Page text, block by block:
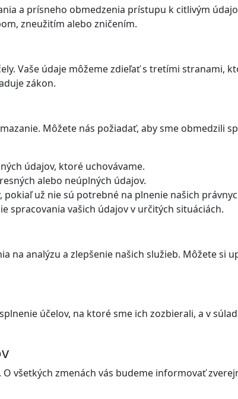
a prísneho obmedzenia prístupu k citlivým
zneužitím alebo zničením.
Vaše údaje môžeme zdieľať s tretími stranami,
zákon.
Môžete nás požiadať, aby sme obmedzili
údajov, ktoré uchovávame.
alebo neúplných údajov.
už nie sú potrebné na plnenie našich
spracovania vašich údajov v určitých situáciách.
na analýzu a zlepšenie našich služieb. Môžete si
účelov, na ktoré sme ich zozbierali, a v
všetkých zmenách vás budeme informovať